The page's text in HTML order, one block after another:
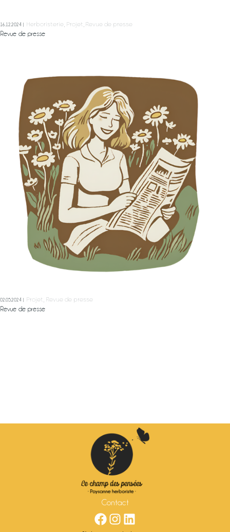
16.12.2024 Herboristerie Projet Revue de presse
Revue de presse
02.05.2024 Projet Revue de presse
Revue de presse
Contact
Se connecter